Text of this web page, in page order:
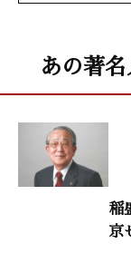
三百年続く老
生涯現役43
室井鐵衛（商学博士）
あの著
稲
京